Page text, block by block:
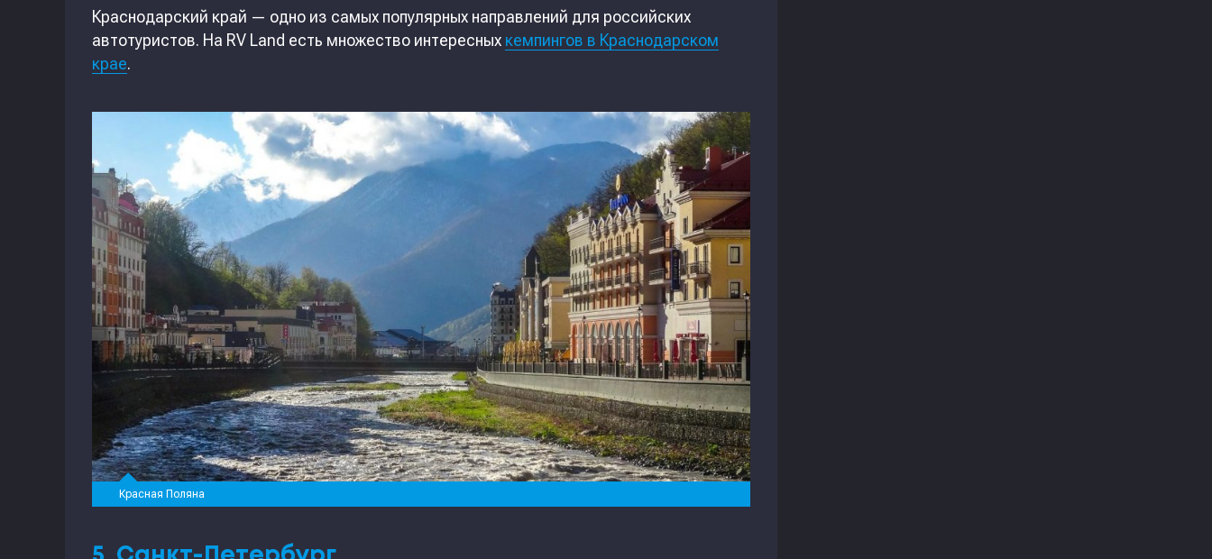
Краснодарский край — одно из самых популярных направлений для российских
автотуристов. На RV Land есть множество интересных кемпингов в Краснодарском
крае.
Красная Поляна